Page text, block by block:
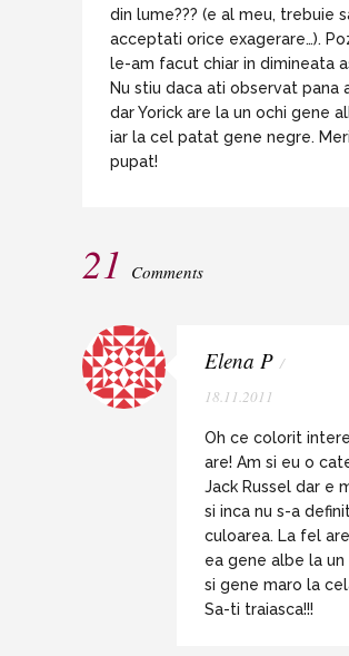
din lume??? (e al meu, trebuie
acceptati orice exagerare…).
le-am facut chiar in dimineata
Nu stiu daca ati observat pana
dar Yorick are la un ochi gene
iar la cel patat gene negre.
pupat!
21 Comments
Elena P /
18.11.2011
Oh ce colorit
are! Am si eu o
Jack Russel dar e
si inca nu s-a
culoarea. La fel
ea gene albe la un
si gene maro la
Sa-ti traiasca!!!